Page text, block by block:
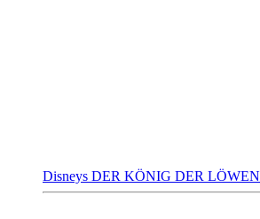
Disneys DER KÖNIG DER LÖWEN